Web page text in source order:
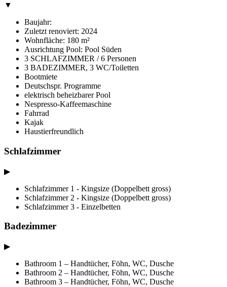
▼
Baujahr:
Zuletzt renoviert: 2024
Wohnfläche: 180 m²
Ausrichtung Pool: Pool Süden
3 SCHLAFZIMMER / 6 Personen
3 BADEZIMMER, 3 WC/Toiletten
Bootmiete
Deutschspr. Programme
elektrisch beheizbarer Pool
Nespresso-Kaffeemaschine
Fahrrad
Kajak
Haustierfreundlich
Schlafzimmer
▶
Schlafzimmer 1 - Kingsize (Doppelbett gross)
Schlafzimmer 2 - Kingsize (Doppelbett gross)
Schlafzimmer 3 - Einzelbetten
Badezimmer
▶
Bathroom 1 – Handtücher, Föhn, WC, Dusche
Bathroom 2 – Handtücher, Föhn, WC, Dusche
Bathroom 3 – Handtücher, Föhn, WC, Dusche